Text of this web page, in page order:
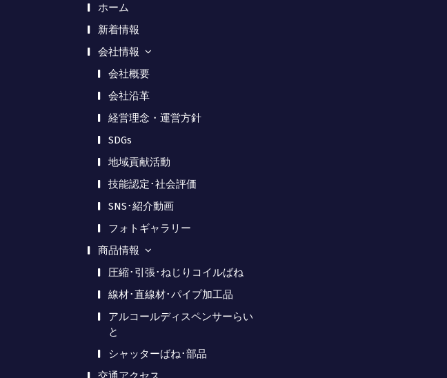
ホーム
新着情報
会社情報
会社概要
会社沿革
経営理念・運営方針
SDGs
地域貢献活動
技能認定･社会評価
SNS･紹介動画
フォトギャラリー
商品情報
圧縮･引張･ねじりコイルばね
線材･直線材･パイプ加工品
アルコールディスペンサーらい
と
シャッターばね･部品